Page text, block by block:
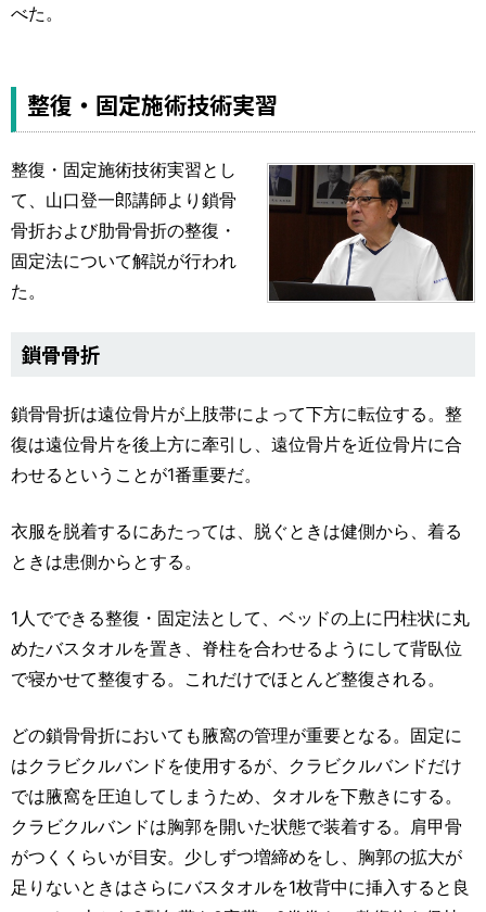
べた。
整復・固定施術技術実習
整復・固定施術技術実習とし
て、山口登一郎講師より鎖骨
骨折および肋骨骨折の整復・
固定法について解説が行われ
た。
鎖骨骨折
鎖骨骨折は遠位骨片が上肢帯によって下方に転位する。整
復は遠位骨片を後上方に牽引し、遠位骨片を近位骨片に合
わせるということが1番重要だ。
衣服を脱着するにあたっては、脱ぐときは健側から、着る
ときは患側からとする。
1人でできる整復・固定法として、ベッドの上に円柱状に丸
めたバスタオルを置き、脊柱を合わせるようにして背臥位
で寝かせて整復する。これだけでほとんど整復される。
どの鎖骨骨折においても腋窩の管理が重要となる。固定に
はクラビクルバンドを使用するが、クラビクルバンドだけ
では腋窩を圧迫してしまうため、タオルを下敷きにする。
クラビクルバンドは胸郭を開いた状態で装着する。肩甲骨
がつくくらいが目安。少しずつ増締めをし、胸郭の拡大が
足りないときはさらにバスタオルを1枚背中に挿入すると良